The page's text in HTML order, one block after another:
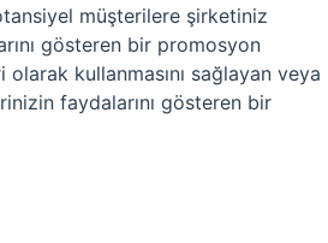
müşterilere şirketiniz
gösteren bir promosyon
olarak kullanmasını sağlayan veya
faydalarını gösteren bir